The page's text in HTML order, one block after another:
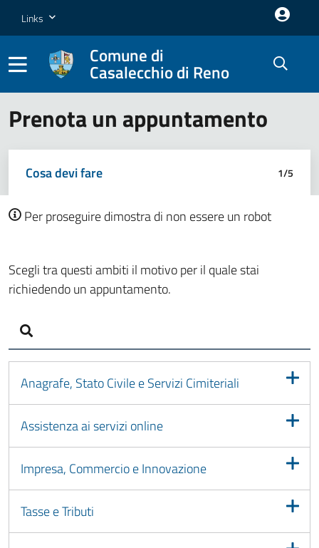
Links
Comune di
Casalecchio di Reno
Prenota un appuntamento
Cosa devi fare
Confermato
Scegli l'ufficio
Giorno e Orario
I tuoi dati
Conferma l’appuntamento 1/5
Per proseguire dimostra di non essere un robot
Scegli tra questi ambiti il motivo per il quale stai
richiedendo un appuntamento.
Strumento di ricerca testuale
Anagrafe, Stato Civile e Servizi Cimiteriali
Assistenza ai servizi online
Impresa, Commercio e Innovazione
Tasse e Tributi